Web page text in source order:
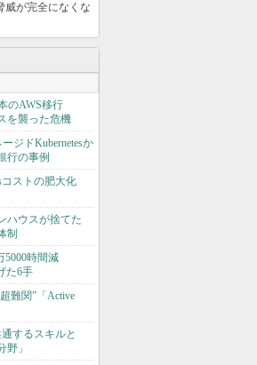
威が完全になくな
のAWS移行
を襲った危機
ジドKubernetesか
行の事例
コストの肥大化
ハウスが捨てた
制
5000時間減
た6手
難関”「Active
するスキルと
野」